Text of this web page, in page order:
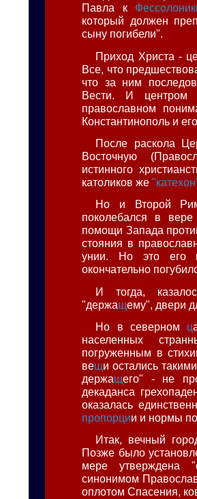
Павла к
который должен
сыну погибели".
Приход Христа -
Все, что
что за ним
Вести. И центром
православном
Константинополь и
После раскола
Восточную
истинного
католиков же
Но и Второй
поколебался в
помощи Запада
стояния в
унии. Но это его
окончательно
И тогда,
"держащему", двери
Но в северном ц
населенных
погруженным в
вещи остались
держащего" - не
декаданса
оказалась
пропорции и нормы
Итак, вечный
Позже было
мере утверждена
синонимом
оплотом Спасения,